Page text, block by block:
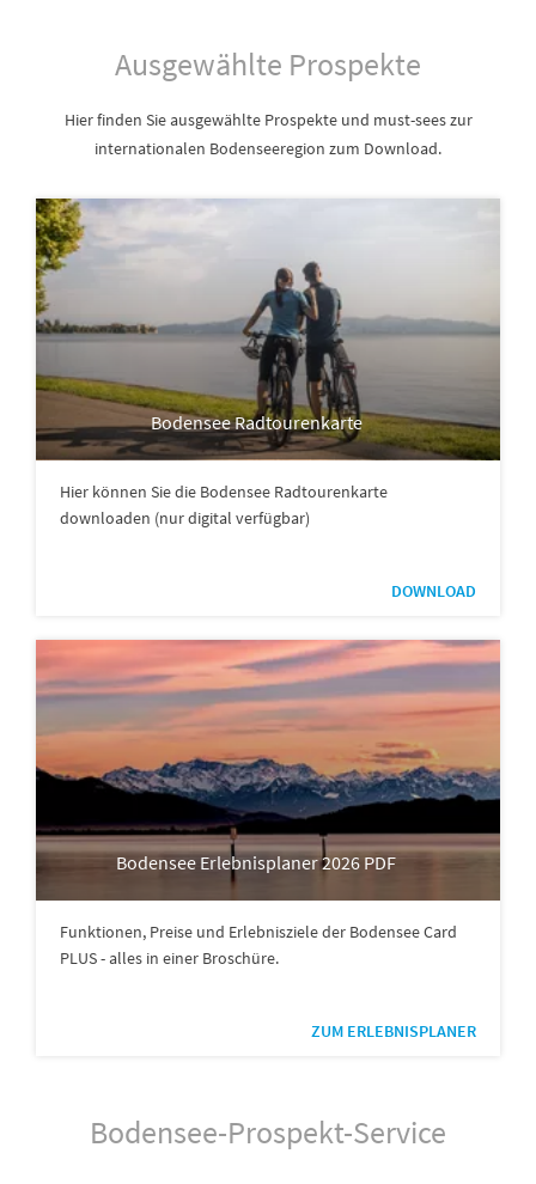
Ausgewählte Prospekte
Hier finden Sie ausgewählte Prospekte und must-sees zur
internationalen Bodenseeregion zum Download.
Bodensee Radtourenkarte
Hier können Sie die Bodensee Radtourenkarte
downloaden (nur digital verfügbar)
DOWNLOAD
Bodensee Erlebnisplaner 2026 PDF
Funktionen, Preise und Erlebnisziele der Bodensee Card
PLUS - alles in einer Broschüre.
ZUM ERLEBNISPLANER
Bodensee-Prospekt-Service